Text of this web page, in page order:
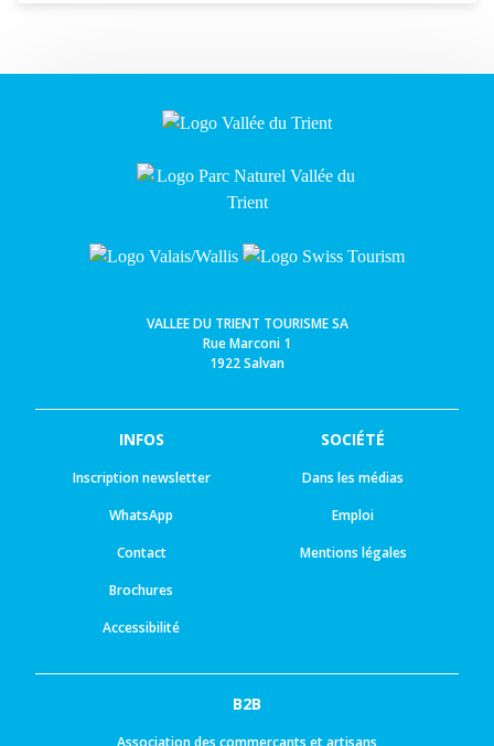
VALLEE DU TRIENT TOURISME SA
Rue Marconi 1
1922 Salvan
INFOS
Inscription newsletter
WhatsApp
Contact
Brochures
Accessibilité
SOCIÉTÉ
Dans les médias
Emploi
Mentions légales
B2B
Association des commerçants et artisans